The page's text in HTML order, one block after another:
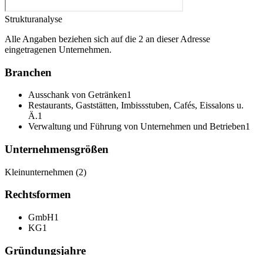
Strukturanalyse
Alle Angaben beziehen sich auf die 2 an dieser Adresse
eingetragenen Unternehmen.
Branchen
Ausschank von Getränken1
Restaurants, Gaststätten, Imbissstuben, Cafés, Eissalons u.
Ä.1
Verwaltung und Führung von Unternehmen und Betrieben1
Unternehmensgrößen
Kleinunternehmen (2)
Rechtsformen
GmbH1
KG1
Gründungsjahre